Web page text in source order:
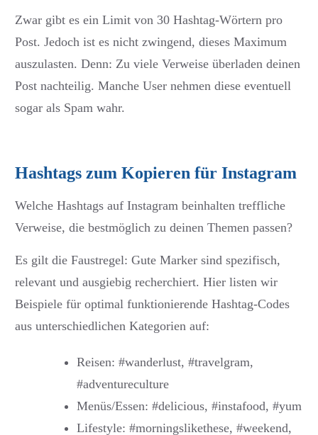
Zwar gibt es ein Limit von 30 Hashtag-Wörtern pro
Post. Jedoch ist es nicht zwingend, dieses Maximum
auszulasten. Denn: Zu viele Verweise überladen deinen
Post nachteilig. Manche User nehmen diese eventuell
sogar als Spam wahr.
Hashtags zum Kopieren für Instagram
Welche Hashtags auf Instagram beinhalten treffliche
Verweise, die bestmöglich zu deinen Themen passen?
Es gilt die Faustregel: Gute Marker sind spezifisch,
relevant und ausgiebig recherchiert. Hier listen wir
Beispiele für optimal funktionierende Hashtag-Codes
aus unterschiedlichen Kategorien auf:
Reisen: #wanderlust, #travelgram,
#adventureculture
Menüs/Essen: #delicious, #instafood, #yum
Lifestyle: #morningslikethese, #weekend,